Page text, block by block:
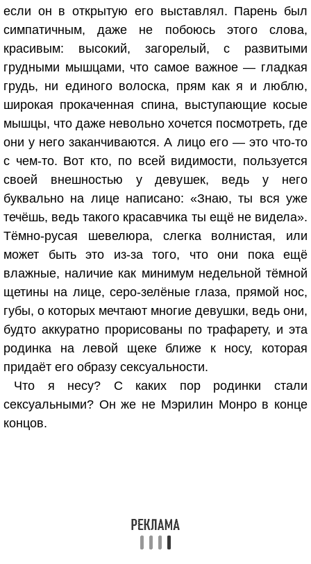
если он в открытую его выставлял. Парень был
симпатичным, даже не побоюсь этого слова,
красивым: высокий, загорелый, с развитыми
грудными мышцами, что самое важное — гладкая
грудь, ни единого волоска, прям как я и люблю,
широкая прокаченная спина, выступающие косые
мышцы, что даже невольно хочется посмотреть, где
они у него заканчиваются. А лицо его — это что-то
с чем-то. Вот кто, по всей видимости, пользуется
своей внешностью у девушек, ведь у него
буквально на лице написано: «Знаю, ты вся уже
течёшь, ведь такого красавчика ты ещё не видела».
Тёмно-русая шевелюра, слегка волнистая, или
может быть это из-за того, что они пока ещё
влажные, наличие как минимум недельной тёмной
щетины на лице, серо-зелёные глаза, прямой нос,
губы, о которых мечтают многие девушки, ведь они,
будто аккуратно прорисованы по трафарету, и эта
родинка на левой щеке ближе к носу, которая
придаёт его образу сексуальности.
Что я несу? С каких пор родинки стали
сексуальными? Он же не Мэрилин Монро в конце
концов.